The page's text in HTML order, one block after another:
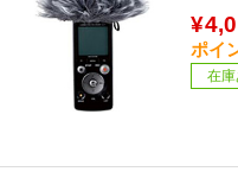
ポイ
在庫